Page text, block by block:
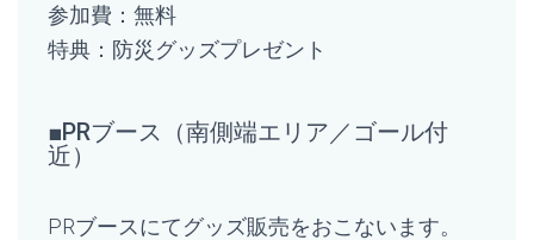
参加費：無料
特典：防災グッズプレゼント
■PRブース（南側端エリア／ゴール付
近）
PRブースにてグッズ販売をおこないます。